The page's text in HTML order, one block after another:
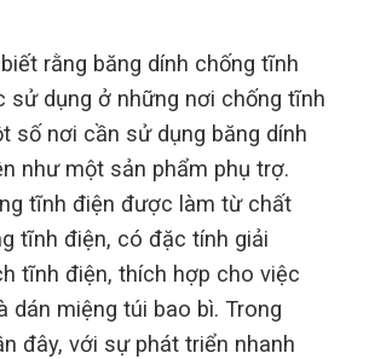
rằng băng dính chống tĩnh
sử dụng ở những nơi chống tĩnh
số nơi cần sử dụng băng dính
như một sản phẩm phụ trợ.
tĩnh điện được làm từ chất
tĩnh điện, có đặc tính giải
tĩnh điện, thích hợp cho việc
dán miệng túi bao bì. Trong
đây, với sự phát triển nhanh